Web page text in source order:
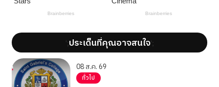
';ประเด็นที่คุณอาจสนใจ';
08 ส.ค. 69
ทั่วไป